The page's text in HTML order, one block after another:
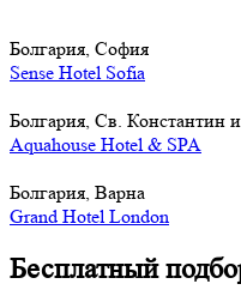
Болгария, София
Sense Hotel Sofia
Болгария, Св. Константин
Aquahouse Hotel & SPA
Болгария, Варна
Grand Hotel London
Бесплатный